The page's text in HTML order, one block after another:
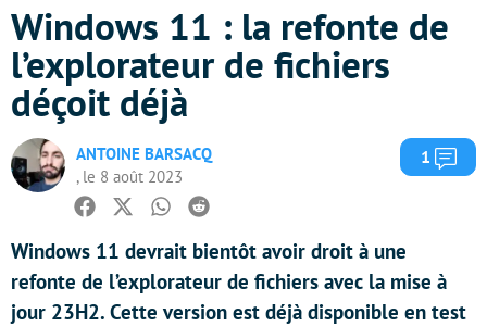
Windows 11 : la refonte de
l’explorateur de fichiers
déçoit déjà
ANTOINE BARSACQ
, le 8 août 2023
1
Facebook
TwitterWhatsapp
Reddit
Windows 11 devrait bientôt avoir droit à une
refonte de l’explorateur de fichiers avec la mise à
jour 23H2. Cette version est déjà disponible en test